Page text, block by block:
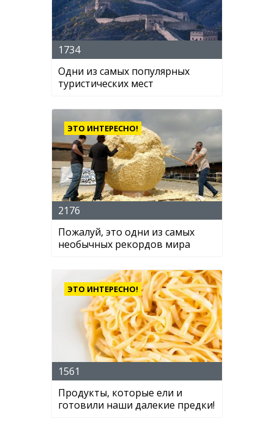
1734
Одни из самых популярных
туристических мест
ЭТО ИНТЕРЕСНО!
2176
Пожалуй, это одни из самых
необычных рекордов мира
ЭТО ИНТЕРЕСНО!
1561
Продукты, которые ели и
готовили наши далекие предки!